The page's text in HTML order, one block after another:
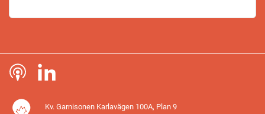
Kv. Garnisonen Karlavägen 100A, Plan 9